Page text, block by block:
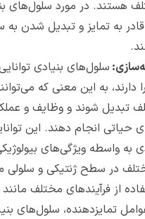
هستند. در مورد سلول‌های
قادر به تمایز و تبدیل شدن
.
سلول‌های بنیادی
دارند، به این معنی که
تبدیل شوند و وظایف و
حیاتی انجام دهند. این
به واسطه ویژگی‌های
در سطح ژنتیکی و سلولی
از فرآیندهای مختلف
تمایز‌دهنده، سلول‌های